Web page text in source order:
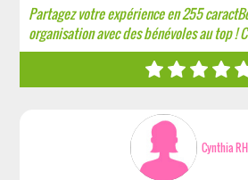
Partagez votre expérience en 255
organisation avec des bénévoles au top !
Cynthia